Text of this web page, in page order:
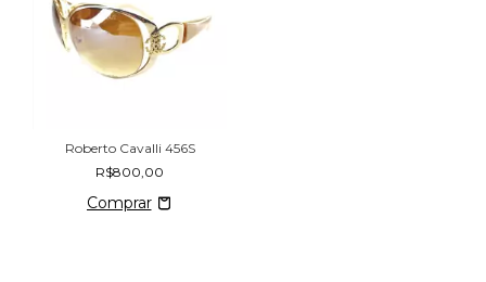
Roberto Cavalli 456S
R$800,00